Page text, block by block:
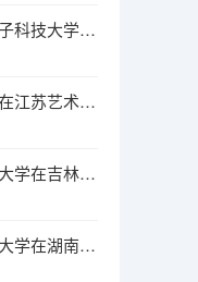
2025年高考西安电子科技大学在山西投档分数线（2026参考）
2025长江师范学院在江苏艺术类投档分数线（2026年参考）
2025高考吉林建筑大学在吉林各批次选科要求介绍（2026参考）
2025高考长沙理工大学在湖南各批次选科要求介绍（2026参考）